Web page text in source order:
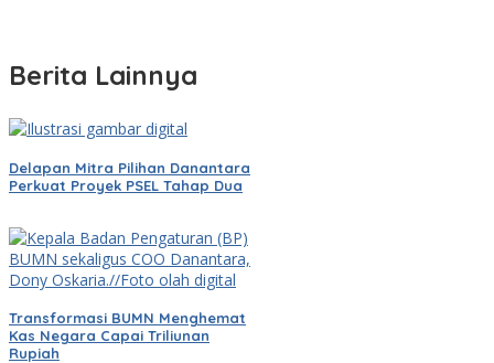
Berita Lainnya
Delapan Mitra Pilihan Danantara
Perkuat Proyek PSEL Tahap Dua
Transformasi BUMN Menghemat
Kas Negara Capai Triliunan
Rupiah